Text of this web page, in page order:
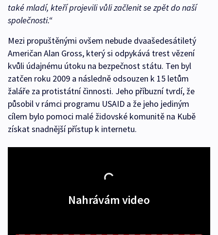
také mladí, kteří projevili vůli začlenit se zpět do naší
společnosti.“
Mezi propuštěnými ovšem nebude dvaašedesátiletý
Američan Alan Gross, který si odpykává trest vězení
kvůli údajnému útoku na bezpečnost státu. Ten byl
zatčen roku 2009 a následně odsouzen k 15 letům
žaláře za protistátní činnosti. Jeho příbuzní tvrdí, že
působil v rámci programu USAID a že jeho jediným
cílem bylo pomoci malé židovské komunitě na Kubě
získat snadnější přístup k internetu.
Nahrávám video